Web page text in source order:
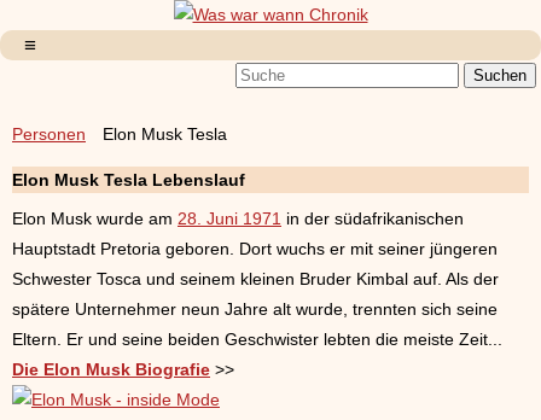
Personen Elon Musk Tesla
Elon Musk Tesla Lebenslauf
Elon Musk wurde am 28. Juni 1971 in der südafrikanischen
Hauptstadt Pretoria geboren. Dort wuchs er mit seiner jüngeren
Schwester Tosca und seinem kleinen Bruder Kimbal auf. Als der
spätere Unternehmer neun Jahre alt wurde, trennten sich seine
Eltern. Er und seine beiden Geschwister lebten die meiste Zeit...
Die Elon Musk Biografie >>